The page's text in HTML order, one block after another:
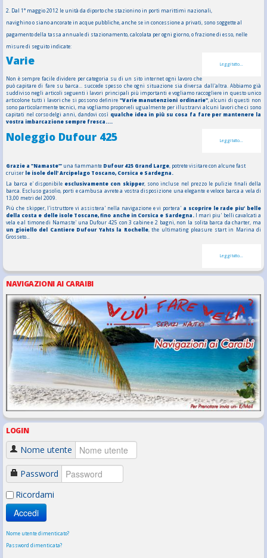
2. Dal 1° maggio 2012 le unità da diporto che stazionino in porti marittimi nazionali,
navighino o siano ancorate in acque pubbliche, anche se in concessione a privati, sono soggette al
pagamento della tassa annuale di stazionamento, calcolata per ogni giorno, o frazione di esso, nelle
misure di seguito indicate:
Leggi tutto...
Varie
Non è sempre facile dividere per categoria su di un sito internet ogni lavoro che
può capitare di fare su barca... succede spesso che ogni situazione sia diversa dall'altra. Abbiamo già
suddiviso negli articoli seguenti i lavori principali più importanti e vogliamo raccogliere in questo unico
articolone tutti i lavori che si possono definire "Varie manutenzioni ordinarie", alcuni di questi non
sono particolarmente tecnici, ma vogliamo proporveli ugualmente per illustrarvi alcuni lavori che ci sono
capitati nel corso delgi anni, dandovi così qualche idea in più su cosa fa fare per mantenere la
vostra imbarcazione sempre fresca....
Leggi tutto...
Noleggio Dufour 425
Grazie a "Namaste'" una fiammante Dufour 425 Grand Large , potrete visitare con alcune fast
cruiser le isole dell' Arcipelago Toscano, Corsica e Sardegna.
La barca e' disponibile esclusivamente con skipper, sono incluse nel prezzo le pulizie finali della
barca. Escluso gasolio, porti e cambusa avrete a vostra disposizione una elegante e veloce barca a vela di
13,00 metri del 2009.
Più che skipper, l'istruttore vi assistera' nella navigazione e vi portera' a scoprire le rade piu' belle
della costa e delle isole Toscane, fino anche in Corsica e Sardegna.I mari piu' belli cavalcati a
vela e al timone di Namaste' una Dufour 425 con 3 cabine e 2 bagni, non la solita barca da charter, ma
un gioiello del Cantiere Dufour Yahts la Rochelle, the ultimating pleasure start in Marina di
Grosseto...
Leggi tutto...
NAVIGAZIONI AI CARAIBI
LOGIN
Nome utente
Password
Ricordami
Accedi
Nome utente dimenticato?
Password dimenticata?